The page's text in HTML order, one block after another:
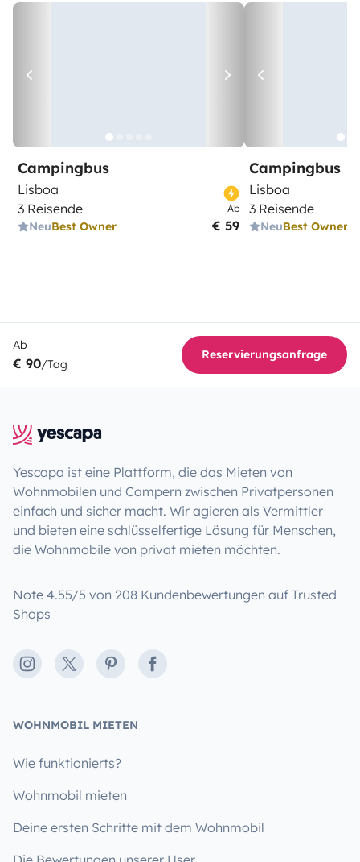
Campingbus
Lisboa
3 Reisende
NeuBest Owner
Ab
€ 59
Campingbus
Lisboa
3 Reisende
NeuBest Owner
Ab
€ 90/Tag
Reservierungsanfrage
Yescapa ist eine Plattform, die das Mieten von
Wohnmobilen und Campern zwischen Privatpersonen
einfach und sicher macht. Wir agieren als Vermittler
und bieten eine schlüsselfertige Lösung für Menschen,
die Wohnmobile von privat mieten möchten.
Note 4.55/5 von 208 Kundenbewertungen auf Trusted
Shops
Instagram
X PinterestFacebook
WOHNMOBIL MIETEN
Wie funktionierts?
Wohnmobil mieten
Deine ersten Schritte mit dem Wohnmobil